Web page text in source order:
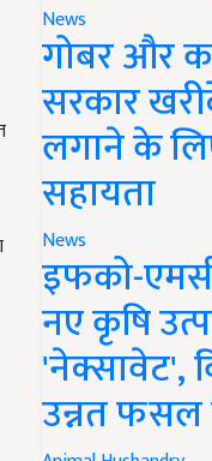
News
गोबर और
सरकार
लगाने के
सहायता
News
इफको-
नए कृषि
'नेक्सावेट',
उन्नत फसल